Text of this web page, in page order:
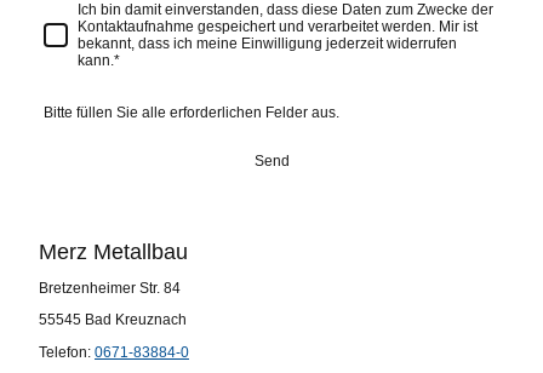
Ich bin damit einverstanden, dass diese Daten zum Zwecke der
Kontaktaufnahme gespeichert und verarbeitet werden. Mir ist
bekannt, dass ich meine Einwilligung jederzeit widerrufen
kann.*
Bitte füllen Sie alle erforderlichen Felder aus.
Send
Merz Metallbau
Bretzenheimer Str. 84
55545 Bad Kreuznach
Telefon: 0671-83884-0